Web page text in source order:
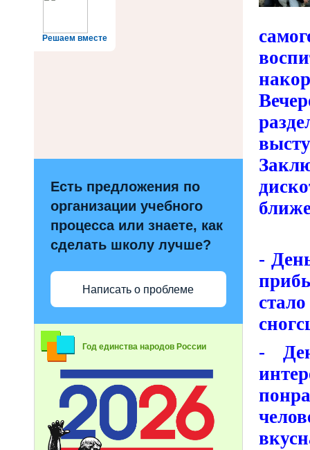
Решаем вместе
Есть предложения по
организации учебного
процесса или знаете, как
сделать школу лучше?
Написать о проблеме
Год единства народов России
-
-